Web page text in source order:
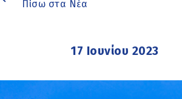
Πίσω στα Νέα
17 Ιουνίου 2023